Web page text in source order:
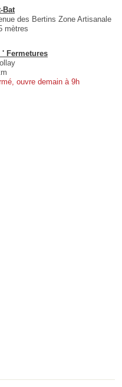
Bat
des Bertins Zone Artisanale
mètres
' Fermetures
ouvre demain à 9h